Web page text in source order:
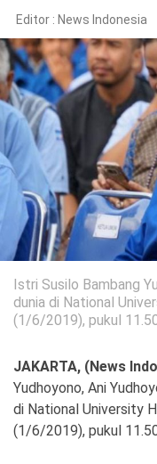
Hukum Kriminal
Korupsi
Politik
Gaya Hidup
Kesehatan Kuliner
Otomotif
Pendidikan Ilmiah
SosBud
Sosial Budaya
Editor : News Indonesia
Istri Susilo Bambang
dunia di National
(1/6/2019), pukul
JAKARTA, (News
Yudhoyono, Ani
di National University
(1/6/2019), pukul